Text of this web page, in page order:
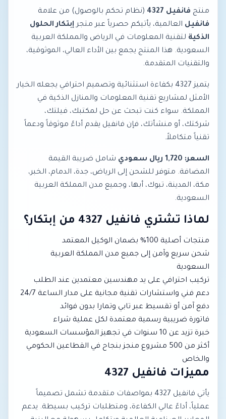
منتج فانفيل 4327
(نظام تحكم بالوصول) من علامة
فانفيل العالمية، يأتيكم حصرياً عبر متجرإبتكار الحلول
الذكية لتقنية المعلومات في الرياض والمملكة العربية
السعودية. هذا المنتج يجمع بين الأداء العالي، الموثوقية،
والتقنيات المتقدمة.
يتميز 4327 بكفاءة استثنائية وتصميم احترافي يجعله الخيار
الأمثل لمشاريع تقنية المعلومات والمنازل الذكية في
المملكة. سواء كنت تبحث عن حل لمكتبك، فيلتك،
شركتك، أو منشأتك، فإن فانفيل يقدم أداءً موثوقاً ودعماً
تقنياً متكاملاً.
السعر: 1,720 ريال سعودي
شامل ضريبة القيمة
المضافة. متوفر للشحن إلى الرياض، جدة، الدمام، الخبر،
مكة، المدينة، تبوك، أبها، وجميع مدن المملكة العربية
السعودية.
لماذا تشتري فانفيل 4327 من إبتكار؟
منتجات أصلية 100% بضمان الوكيل المعتمد
شحن سريع وآمن إلى جميع مدن المملكة العربية
السعودية
تركيب احترافي على يد مهندسين معتمدين عند الطلب
دعم فني واستشارات تقنية مجانية على مدار الساعة 24/7
دفع آمن أو تقسيط عبر تابي وتمارا بدون فوائد
فاتورة ضريبية رسمية معتمدة لكل عملية شراء
خبرة تزيد عن 10 سنوات في تجهيز المؤسسات السعودية
أكثر من 500 مشروع منجز بنجاح في القطاعين الحكومي
والخاص
مميزات فانفيل 4327
يأتي فانفيل 4327 بمواصفات متقدمة تشمل تصميماً
عملياً، أداءً عالي الكفاءة، ومتطلبات تركيب بسيطة. يدعم